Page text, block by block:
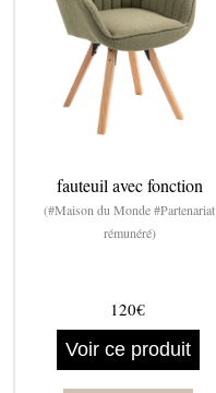
fauteuil avec fonction
(#Maison du Monde #Partenariat
rémunéré)
120€
Voir ce produit